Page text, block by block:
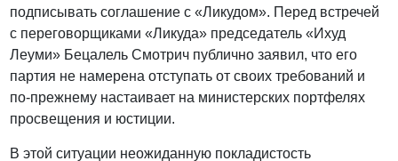
подписывать соглашение с «Ликудом». Перед встречей
с переговорщиками «Ликуда» председатель «Ихуд
Леуми» Бецалель Смотрич публично заявил, что его
партия не намерена отступать от своих требований и
по-прежнему настаивает на министерских портфелях
просвещения и юстиции.
В этой ситуации неожиданную покладистость